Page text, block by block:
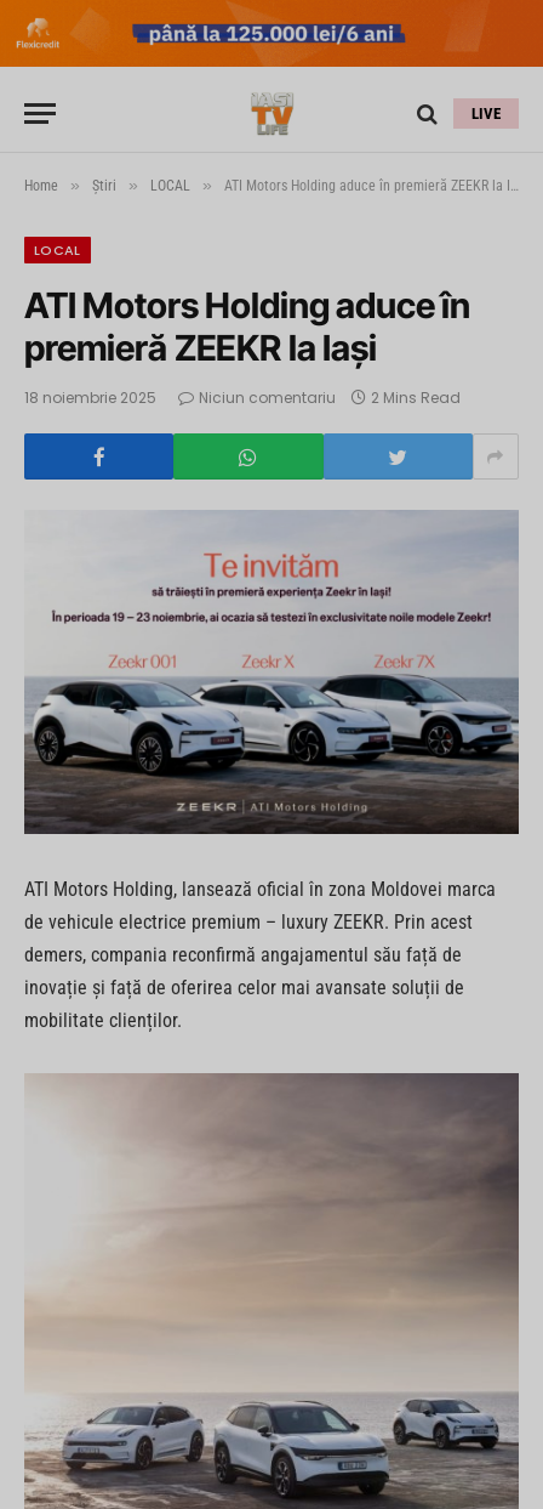
LIVE
Home » Știri » LOCAL » ATI Motors Holding aduce în premieră ZEEKR la Iași
LOCAL
ATI Motors Holding aduce în
premieră ZEEKR la Iași
18 noiembrie 2025 Niciun comentariu 2 Mins Read
ATI Motors Holding, lansează oficial în zona Moldovei marca
de vehicule electrice premium – luxury ZEEKR. Prin acest
demers, compania reconfirmă angajamentul său față de
inovație și față de oferirea celor mai avansate soluții de
mobilitate clienților.